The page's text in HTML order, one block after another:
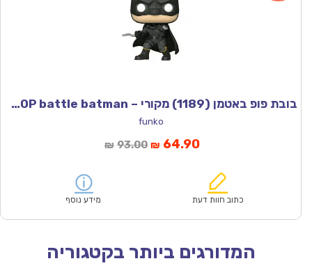
בובת פופ באטמן (1189) מקורי – Funco POP battle batman
funko
₪ 93.00המחיר
₪93.00.
₪ 64.90המחיר
הוא:
כתוב חוות דעת מידע נוסף
המדורגים ביותר בקטגוריה